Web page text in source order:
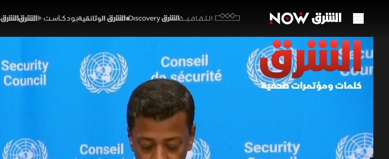
الثقافية
مشروع قرار فى مجلس
إغلاق مضيق هرمز
07 مايو 2026 16:57
الكلمات والمؤتمرات الصحفية
شهدت أروقة الأمم المتحدة مؤتمرا صحفياً موسعاً
يهدف لإنهاء حصار مضيق هرمز وإزالة الألغام، وتسعى
غير قانونية، محذرة من تداعيات الأزمة على أمن الغذاء